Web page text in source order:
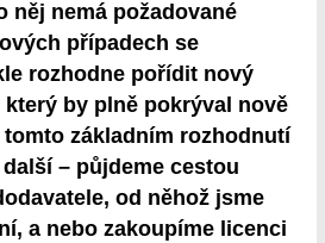
něj nemá požadované
případech se
rozhodne pořídit nový
by plně pokrýval nově
základním rozhodnutí
– půjdeme cestou
od něhož jsme
a nebo zakoupíme licenci